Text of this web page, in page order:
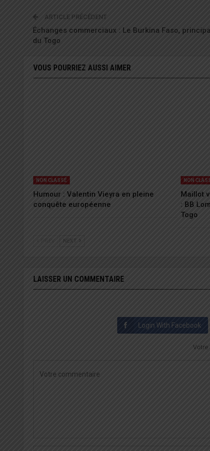
ARTICLE PRÉCÉDENT
Échanges commerciaux : Le Burkina Faso,
du Togo
VOUS POURRIEZ AUSSI AIMER
NON CLASSÉ
Humour : Valentin Vieyra en pleine
conquête européenne
NON
Maillot
: BB
Togo
NEXT
LAISSER UN COMMENTAIRE
Login With Facebook
Votre